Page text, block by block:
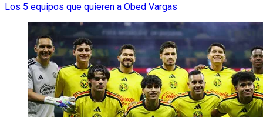
Los 5 equipos que quieren a Obed Vargas